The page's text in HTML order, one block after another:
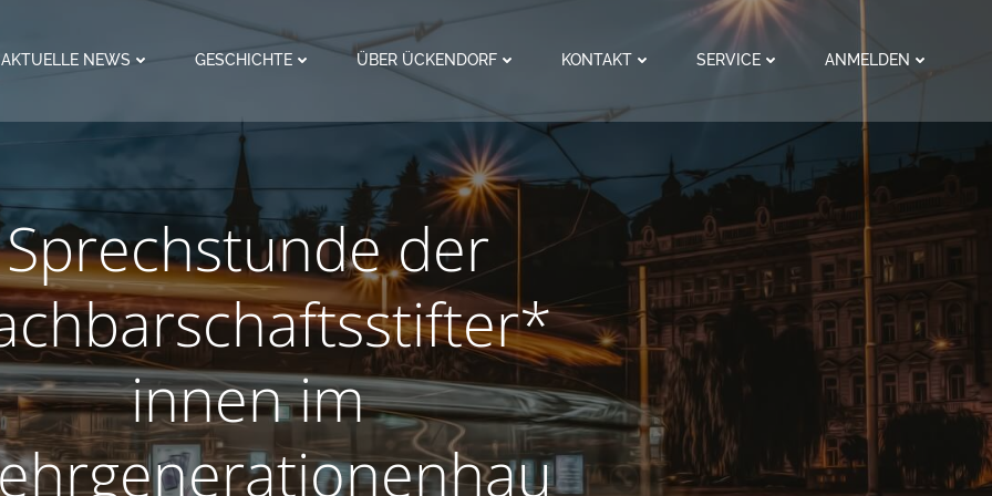
AKTUELLE NEWS GESCHICHTE ÜBER ÜCKENDORF KONTAKT SERVICE ANMELDEN
Sprechstunde der
innen im